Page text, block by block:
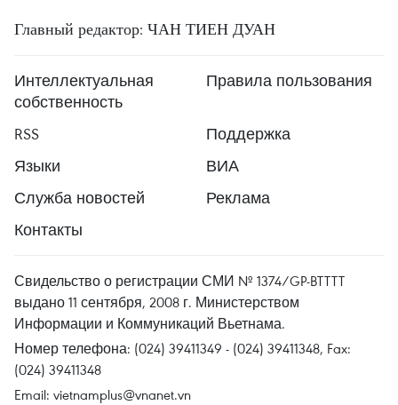
Главный редактор: ЧАН ТИЕН ДУАН
Интеллектуальная
собственность
Правила пользования
RSS
Поддержка
Языки
ВИА
Служба новостей
Реклама
Контакты
Свидельство о регистрации СМИ № 1374/GP-BTTTT
выдано 11 сентября, 2008 г. Министерством
Информации и Коммуникаций Вьетнама.
Номер телефона: (024) 39411349 - (024) 39411348, Fax:
(024) 39411348
Email: vietnamplus@vnanet.vn